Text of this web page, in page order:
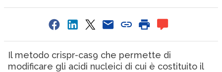
Il metodo crispr-cas9 che permette di
modificare gli acidi nucleici di cui è costituito il